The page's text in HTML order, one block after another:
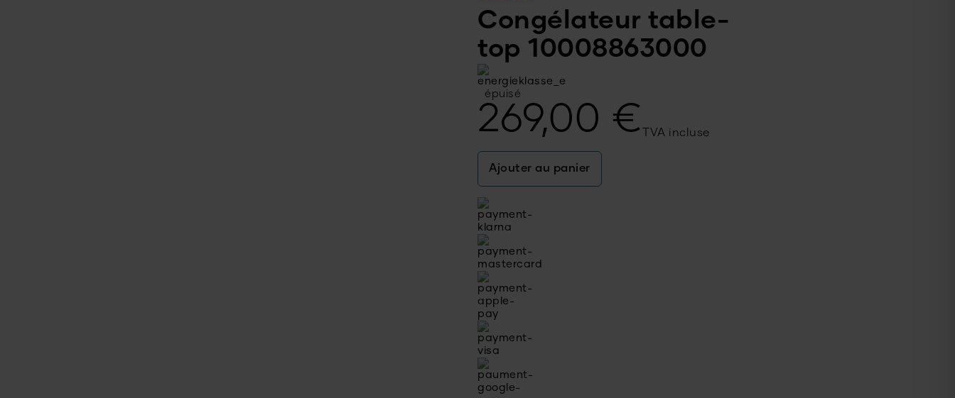
Congélateur table-
top 10008863000
épuisé
269,00 € TVA incluse
Ajouter au panier